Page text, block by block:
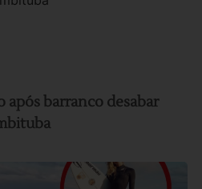
após barranco desabar